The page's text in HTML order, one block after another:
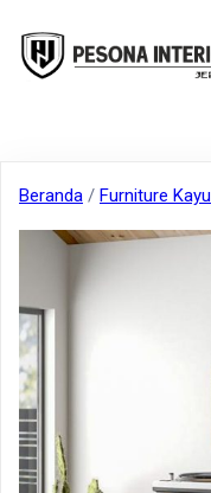
Beranda / Furniture Kayu